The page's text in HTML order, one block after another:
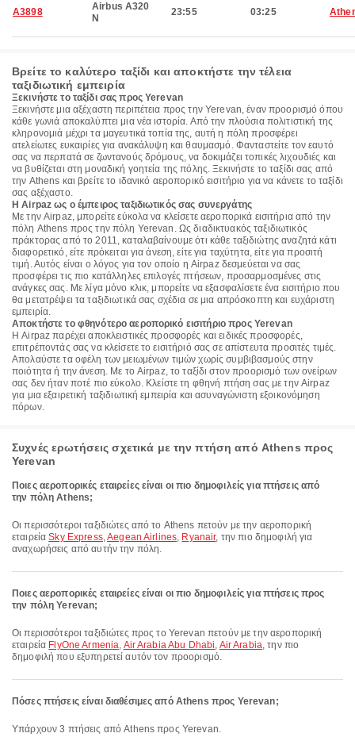
A3898
Airbus A320
N
23:55 03:25
Βρείτε το καλύτερο ταξίδι και αποκτήστε την τέλεια
ταξιδιωτική εμπειρία
Ξεκινήστε το ταξίδι σας προς Yerevan
Ξεκινήστε μια αξέχαστη περιπέτεια προς την Yerevan, έναν προορισμό όπου
κάθε γωνιά αποκαλύπτει μια νέα ιστορία. Από την πλούσια πολιτιστική της
κληρονομιά μέχρι τα μαγευτικά τοπία της, αυτή η πόλη προσφέρει
ατελείωτες ευκαιρίες για ανακάλυψη και θαυμασμό. Φανταστείτε τον εαυτό
σας να περπατά σε ζωντανούς δρόμους, να δοκιμάζει τοπικές λιχουδιές και
να βυθίζεται στη μοναδική γοητεία της πόλης. Ξεκινήστε το ταξίδι σας από
την Athens και βρείτε το ιδανικό αεροπορικό εισιτήριο για να κάνετε το ταξίδι
σας αξέχαστο.
Η Airpaz ως ο έμπειρος ταξιδιωτικός σας συνεργάτης
Με την Airpaz, μπορείτε εύκολα να κλείσετε αεροπορικά εισιτήρια από την
πόλη Athens προς την πόλη Yerevan. Ως διαδικτυακός ταξιδιωτικός
πράκτορας από το 2011, καταλαβαίνουμε ότι κάθε ταξιδιώτης αναζητά κάτι
διαφορετικό, είτε πρόκειται για άνεση, είτε για ταχύτητα, είτε για προσιτή
τιμή. Αυτός είναι ο λόγος για τον οποίο η Airpaz δεσμεύεται να σας
προσφέρει τις πιο κατάλληλες επιλογές πτήσεων, προσαρμοσμένες στις
ανάγκες σας. Με λίγα μόνο κλικ, μπορείτε να εξασφαλίσετε ένα εισιτήριο που
θα μετατρέψει τα ταξιδιωτικά σας σχέδια σε μια απρόσκοπτη και ευχάριστη
εμπειρία.
Αποκτήστε το φθηνότερο αεροπορικό εισιτήριο προς Yerevan
Η Airpaz παρέχει αποκλειστικές προσφορές και ειδικές προσφορές,
επιτρέποντάς σας να κλείσετε το εισιτήριό σας σε απίστευτα προσιτές τιμές.
Απολαύστε τα οφέλη των μειωμένων τιμών χωρίς συμβιβασμούς στην
ποιότητα ή την άνεση. Με το Airpaz, το ταξίδι στον προορισμό των ονείρων
σας δεν ήταν ποτέ πιο εύκολο. Κλείστε τη φθηνή πτήση σας με την Airpaz
για μια εξαιρετική ταξιδιωτική εμπειρία και ασυναγώνιστη εξοικονόμηση
πόρων.
Συχνές ερωτήσεις σχετικά με την πτήση από Athens προς
Yerevan
Ποιες αεροπορικές εταιρείες είναι οι πιο δημοφιλείς για πτήσεις από
την πόλη Athens;
Οι περισσότεροι ταξιδιώτες από το Athens πετούν με την αεροπορική
εταιρείαSky Express,Aegean Airlines, Ryanair, την πιο δημοφιλή για
αναχωρήσεις από αυτήν την πόλη.
Ποιες αεροπορικές εταιρείες είναι οι πιο δημοφιλείς για πτήσεις προς
την πόλη Yerevan;
Οι περισσότεροι ταξιδιώτες προς το Yerevan πετούν με την αεροπορική
εταιρεία FlyOne Armenia, Air Arabia Abu Dhabi, Air Arabia, την πιο
δημοφιλή που εξυπηρετεί αυτόν τον προορισμό.
Πόσες πτήσεις είναι διαθέσιμες από Athens προς Yerevan;
Υπάρχουν 3 πτήσεις από Athens προς Yerevan.